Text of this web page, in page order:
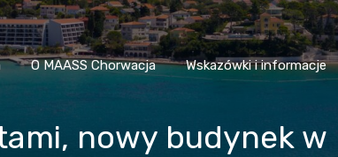
O MAASS Chorwacja Wskazówki i
O MAASS Chorwacja Wskazówki i informacje
nowy budynek w